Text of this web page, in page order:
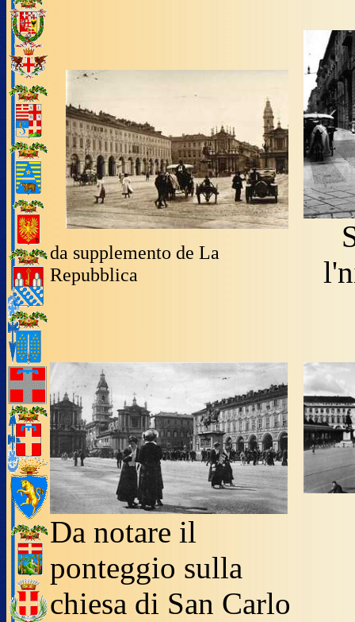
da supplemento de La
Repubblica
Da notare il
ponteggio sulla
chiesa di San Carlo